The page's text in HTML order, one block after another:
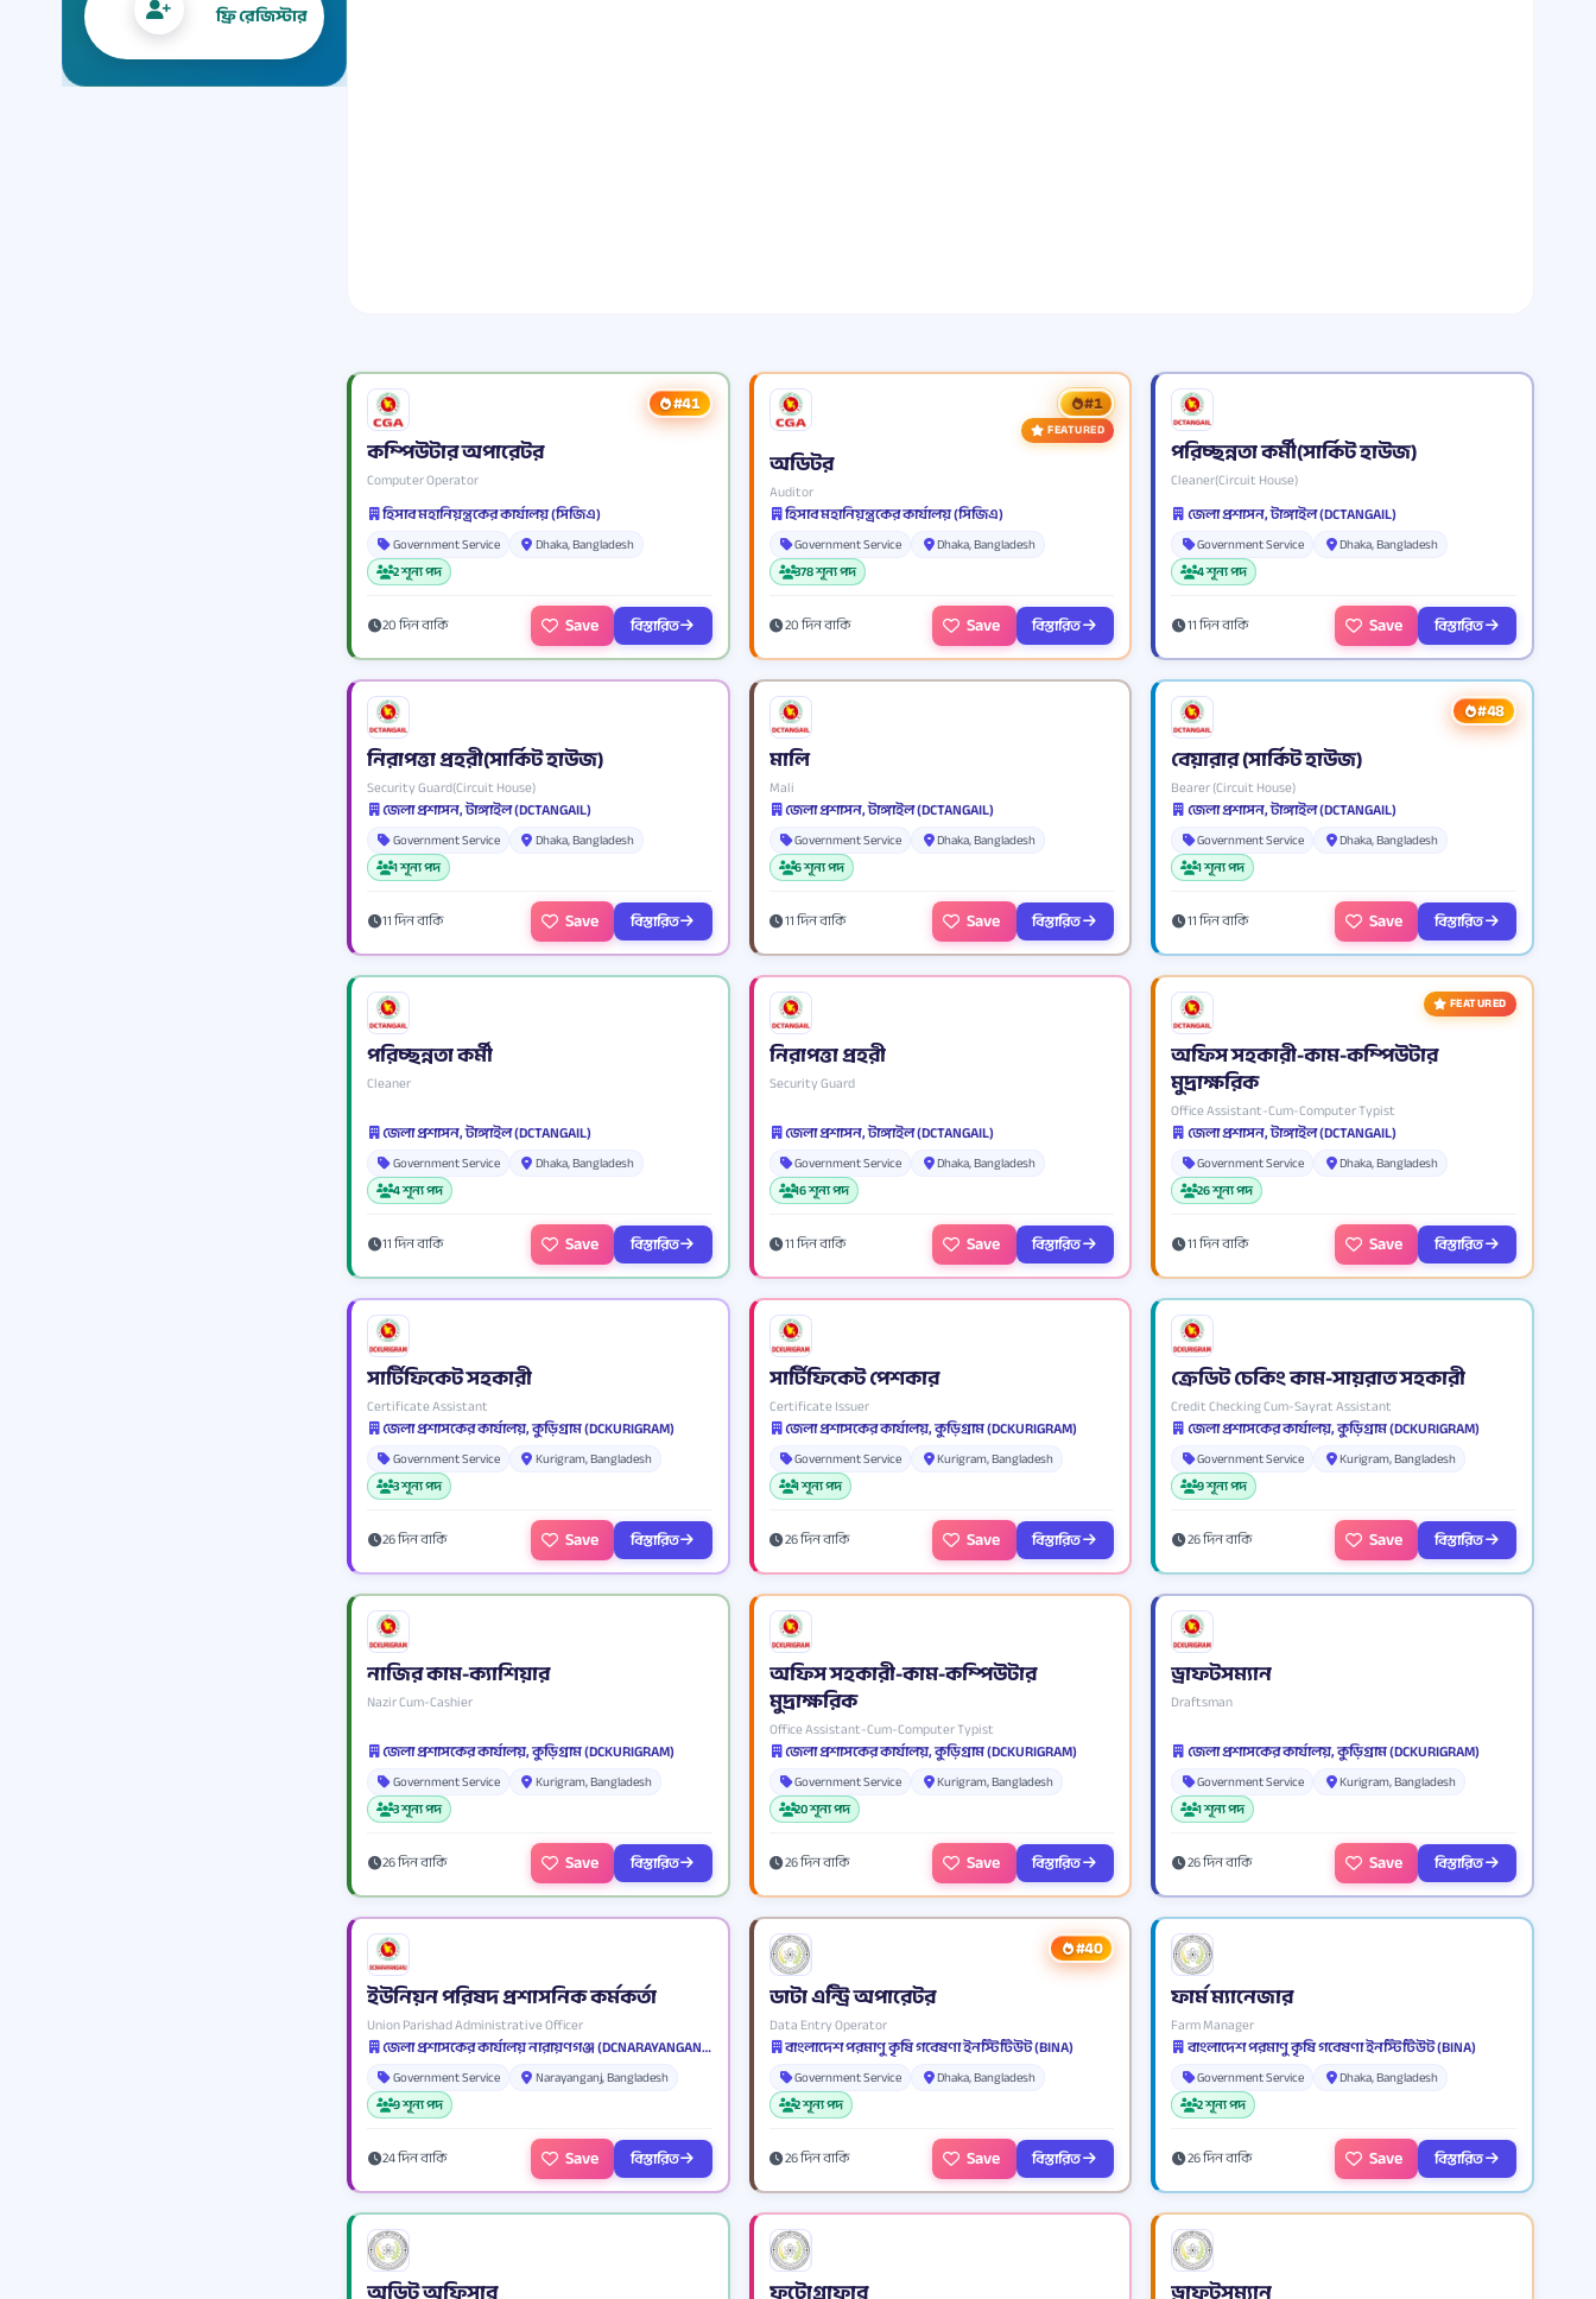
ফ্রি রেজিস্টার
#41
কম্পিউটার অপারেটর
Computer Operator
হিসাব মহানিয়ন্ত্রকের কার্যালয় (সিজিএ)
Government Service
Dhaka, Bangladesh
2 শূন্য পদ
20 দিন বাকি Save বিস্তারিত
#1
FEATURED
অডিটর
Auditor
হিসাব মহানিয়ন্ত্রকের কার্যালয় (সিজিএ)
Government Service
Dhaka, Bangladesh
378 শূন্য পদ
20 দিন বাকি Save বিস্তারিত
পরিচ্ছন্নতা কর্মী(সার্কিট হাউজ)
Cleaner(Circuit House)
জেলা প্রশাসন, টাঙ্গাইল (DCTANGAIL)
Government Service
Dhaka, Bangladesh
4 শূন্য পদ
11 দিন বাকি Save বিস্তারিত
নিরাপত্তা প্রহরী(সার্কিট হাউজ)
Security Guard(Circuit House)
জেলা প্রশাসন, টাঙ্গাইল (DCTANGAIL)
Government Service
Dhaka, Bangladesh
1 শূন্য পদ
11 দিন বাকি Save বিস্তারিত
মালি
Mali
জেলা প্রশাসন, টাঙ্গাইল (DCTANGAIL)
Government Service
Dhaka, Bangladesh
6 শূন্য পদ
11 দিন বাকি Save বিস্তারিত
#48
বেয়ারার (সার্কিট হাউজ)
Bearer (Circuit House)
জেলা প্রশাসন, টাঙ্গাইল (DCTANGAIL)
Government Service
Dhaka, Bangladesh
1 শূন্য পদ
11 দিন বাকি Save বিস্তারিত
পরিচ্ছন্নতা কর্মী
Cleaner
জেলা প্রশাসন, টাঙ্গাইল (DCTANGAIL)
Government Service
Dhaka, Bangladesh
4 শূন্য পদ
11 দিন বাকি Save বিস্তারিত
নিরাপত্তা প্রহরী
Security Guard
জেলা প্রশাসন, টাঙ্গাইল (DCTANGAIL)
Government Service
Dhaka, Bangladesh
16 শূন্য পদ
11 দিন বাকি Save বিস্তারিত
FEATURED
অফিস সহকারী-কাম-কম্পিউটার
মুদ্রাক্ষরিক
Office Assistant-Cum-Computer Typist
জেলা প্রশাসন, টাঙ্গাইল (DCTANGAIL)
Government Service
Dhaka, Bangladesh
26 শূন্য পদ
11 দিন বাকি Save বিস্তারিত
সার্টিফিকেট সহকারী
Certificate Assistant
জেলা প্রশাসকের কার্যালয়, কুড়িগ্রাম (DCKURIGRAM)
Government Service
Kurigram, Bangladesh
3 শূন্য পদ
26 দিন বাকি Save বিস্তারিত
সার্টিফিকেট পেশকার
Certificate Issuer
জেলা প্রশাসকের কার্যালয়, কুড়িগ্রাম (DCKURIGRAM)
Government Service
Kurigram, Bangladesh
1 শূন্য পদ
26 দিন বাকি Save বিস্তারিত
ক্রেডিট চেকিং কাম-সায়রাত সহকারী
Credit Checking Cum-Sayrat Assistant
জেলা প্রশাসকের কার্যালয়, কুড়িগ্রাম (DCKURIGRAM)
Government Service
Kurigram, Bangladesh
9 শূন্য পদ
26 দিন বাকি Save বিস্তারিত
নাজির কাম-ক্যাশিয়ার
Nazir Cum-Cashier
জেলা প্রশাসকের কার্যালয়, কুড়িগ্রাম (DCKURIGRAM)
Government Service
Kurigram, Bangladesh
3 শূন্য পদ
26 দিন বাকি Save বিস্তারিত
অফিস সহকারী-কাম-কম্পিউটার
মুদ্রাক্ষরিক
Office Assistant-Cum-Computer Typist
জেলা প্রশাসকের কার্যালয়, কুড়িগ্রাম (DCKURIGRAM)
Government Service
Kurigram, Bangladesh
20 শূন্য পদ
26 দিন বাকি Save বিস্তারিত
ড্রাফটসম্যান
Draftsman
জেলা প্রশাসকের কার্যালয়, কুড়িগ্রাম (DCKURIGRAM)
Government Service
Kurigram, Bangladesh
1 শূন্য পদ
26 দিন বাকি Save বিস্তারিত
ইউনিয়ন পরিষদ প্রশাসনিক কর্মকর্তা
Union Parishad Administrative Officer
জেলা প্রশাসকের কার্যালয় নারায়ণগঞ্জ (DCNARAYANGANJ)
Government Service
Narayanganj, Bangladesh
9 শূন্য পদ
24 দিন বাকি Save বিস্তারিত
#40
ডাটা এন্ট্রি অপারেটর
Data Entry Operator
বাংলাদেশ পরমাণু কৃষি গবেষণা ইনস্টিটিউট (BINA)
Government Service
Dhaka, Bangladesh
2 শূন্য পদ
26 দিন বাকি Save বিস্তারিত
ফার্ম ম্যানেজার
Farm Manager
বাংলাদেশ পরমাণু কৃষি গবেষণা ইনস্টিটিউট (BINA)
Government Service
Dhaka, Bangladesh
2 শূন্য পদ
26 দিন বাকি Save বিস্তারিত